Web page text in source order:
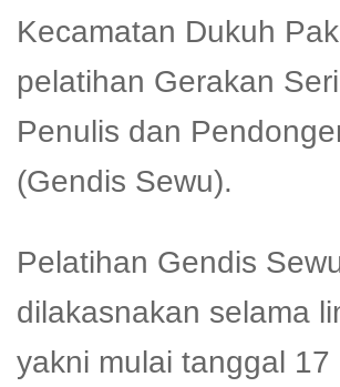
Kecamatan Dukuh
pelatihan Gerakan
Penulis dan
(Gendis Sewu).
Pelatihan Gendis
dilakasnakan selama
yakni mulai tanggal 17